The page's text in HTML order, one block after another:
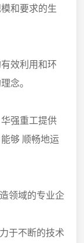
和要求的生
效利用和环
念。
强重工提供
够 顺畅地运
领域的专业企
于不断的技术